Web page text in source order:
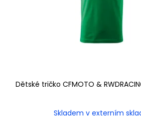
Dětské tričko CFMOTO &
Skladem v externím